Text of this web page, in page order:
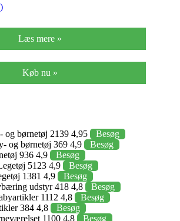
Læs mere »
Køb nu »
og børnetøj 2139 4,95
Besøg
og børnetøj 369 4,9
Besøg
936 4,9
Besøg
5123 4,9
Besøg
1381 4,9
Besøg
udstyr 418 4,8
Besøg
1112 4,8
Besøg
384 4,8
Besøg
1100 4,8
Besøg